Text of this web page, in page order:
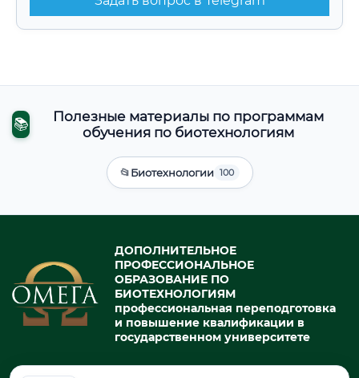
📚
Полезные материалы по программам
обучения по биотехнологиям
📂Биотехнологии 100
ДОПОЛНИТЕЛЬНОЕ
ПРОФЕССИОНАЛЬНОЕ
ОБРАЗОВАНИЕ ПО
БИОТЕХНОЛОГИЯМ
профессиональная переподготовка
и повышение квалификации в
государственном университете